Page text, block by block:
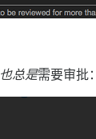
也总是需要审批：